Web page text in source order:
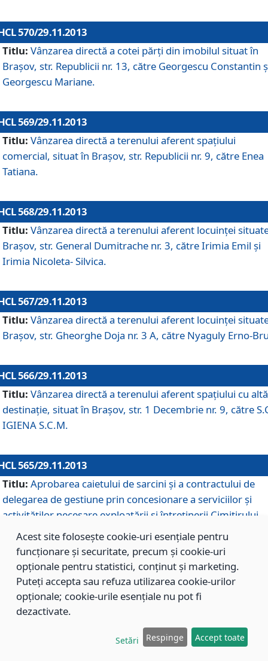
570/29.11.2013
Titlu: Vânzarea directă a cotei părţi din imobilul situat în
Braşov, str. Republicii nr. 13, către Georgescu Constantin
Georgescu Mariane.
569/29.11.2013
Titlu: Vânzarea directă a terenului aferent spaţiului
comercial, situat în Braşov, str. Republicii nr. 9, către Enea
Tatiana.
568/29.11.2013
Titlu: Vânzarea directă a terenului aferent locuinţei
Braşov, str. General Dumitrache nr. 3, către Irimia Emil şi
Irimia Nicoleta- Silvica.
567/29.11.2013
Titlu: Vânzarea directă a terenului aferent locuinţei
Braşov, str. Gheorghe Doja nr. 3 A, către Nyaguly Erno-
566/29.11.2013
Titlu: Vânzarea directă a terenului aferent spaţiului cu altă
destinaţie, situat în Braşov, str. 1 Decembrie nr. 9, către
IGIENA S.C.M.
565/29.11.2013
Titlu: Aprobarea caietului de sarcini şi a contractului de
delegarea de gestiune prin concesionare a serviciilor şi
activităţilor necesare exploatării şi întreţinerii Cimitirului
Municipal Braşov situat în str. Dimitrie Anghel nr. 19.
564/29.11.2013
Titlu: Completarea şi modificarea H.C.L. nr. 446/2013,
care s-a aprobat studiul de fundamentare pentru
Acest site folosește cookie-uri esențiale pentru
funcționare și securitate, precum și cookie-uri
opționale pentru statistici, conținut și marketing.
Puteți accepta sau refuza utilizarea cookie-urilor
opționale; cookie-urile esențiale nu pot fi
dezactivate.
Setări Respinge Accept toate